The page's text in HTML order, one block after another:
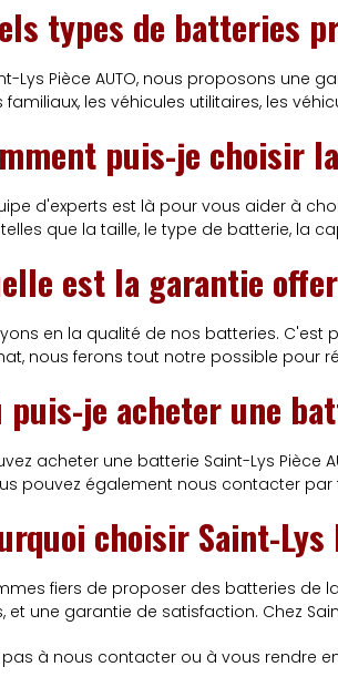
types de batteries
Lys Pièce AUTO, nous proposons une
familiaux, les véhicules utilitaires, les
puis-je choisir
d'experts est là pour vous aider à
que la taille, le type de batterie, la
est la garantie
en la qualité de nos batteries.
nous ferons tout notre possible pour
puis-je acheter une
acheter une batterie Saint-Lys Pièce
pouvez également nous contacter
choisir Saint-
fiers de proposer des batteries de
et une garantie de satisfaction. Chez
pas à nous contacter ou à vous rendre